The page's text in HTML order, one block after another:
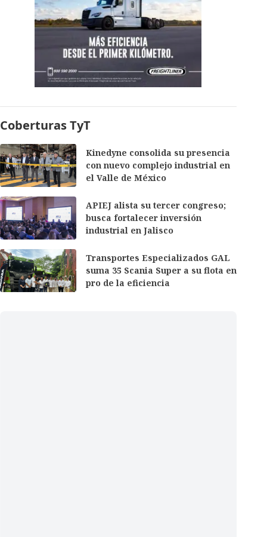
Coberturas TyT
Kinedyne consolida su presencia
con nuevo complejo industrial en
el Valle de México
APIEJ alista su tercer congreso;
busca fortalecer inversión
industrial en Jalisco
Transportes Especializados GAL
suma 35 Scania Super a su flota en
pro de la eficiencia